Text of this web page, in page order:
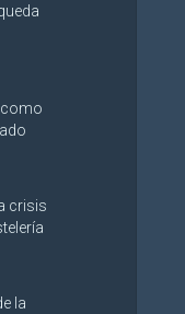
crisis
la